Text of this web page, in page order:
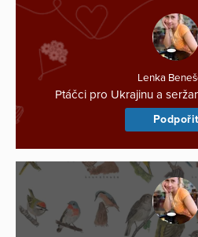
Lenka
Ptáčci pro Ukrajinu a
Podpořit